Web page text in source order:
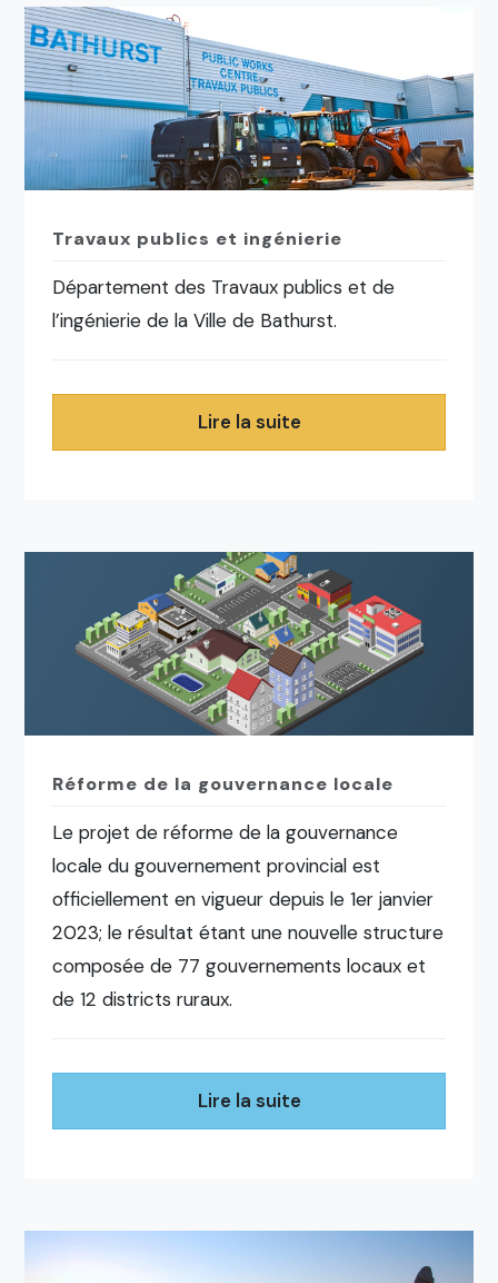
Travaux publics et ingénierie
Département des Travaux publics et de
l’ingénierie de la Ville de Bathurst.
Lire la suite
Réforme de la gouvernance locale
Le projet de réforme de la gouvernance
locale du gouvernement provincial est
officiellement en vigueur depuis le 1er janvier
2023; le résultat étant une nouvelle structure
composée de 77 gouvernements locaux et
de 12 districts ruraux.
Lire la suite